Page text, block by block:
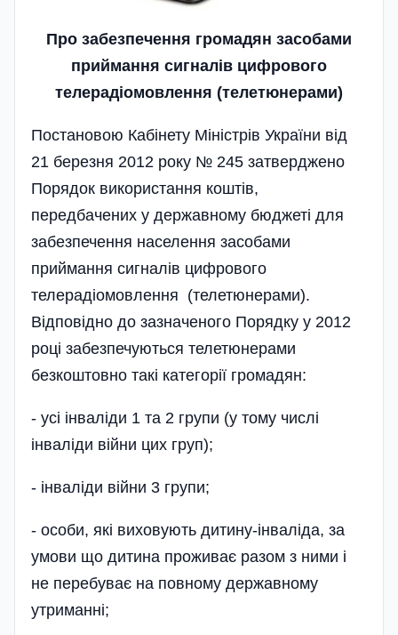
Про забезпечення громадян засобами
приймання сигналів цифрового
телерадіомовлення (телетюнерами)
Постановою Кабінету Міністрів України від
21 березня 2012 року № 245 затверджено
Порядок використання коштів,
передбачених у державному бюджеті для
забезпечення населення засобами
приймання сигналів цифрового
телерадіомовлення (телетюнерами).
Відповідно до зазначеного Порядку у 2012
році забезпечуються телетюнерами
безкоштовно такі категорії громадян:
- усі інваліди 1 та 2 групи (у тому числі
інваліди війни цих груп);
- інваліди війни 3 групи;
- особи, які виховують дитину-інваліда, за
умови що дитина проживає разом з ними і
не перебуває на повному державному
утриманні;